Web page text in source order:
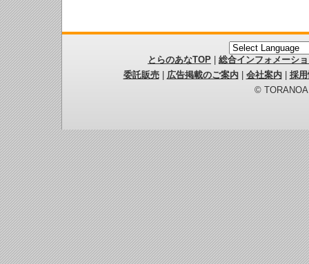
とらのあなTOP
総合インフォメーシ
委託販売| 広告掲載のご案内| 会社案内| 採
©